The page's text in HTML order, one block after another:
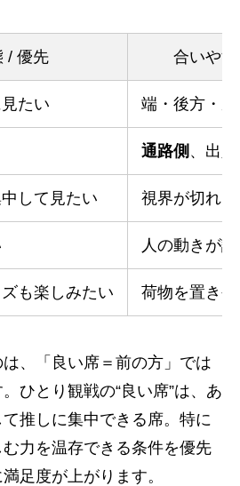
/ 優先 合いや
たい 端・後方・
通路側 、出
して見たい 視界が切れ
人の動きが
も楽しみたい 荷物を置き
、「良い席＝前の方」では
ひとり観戦の“良い席”は、あ
推しに集中できる席。特に
力を温存できる条件を優先
足度が上がります。